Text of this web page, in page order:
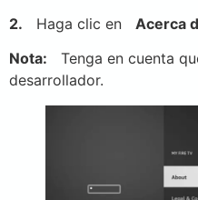
2. Haga clic en Acerca
Nota: Tenga en cuenta
desarrollador.